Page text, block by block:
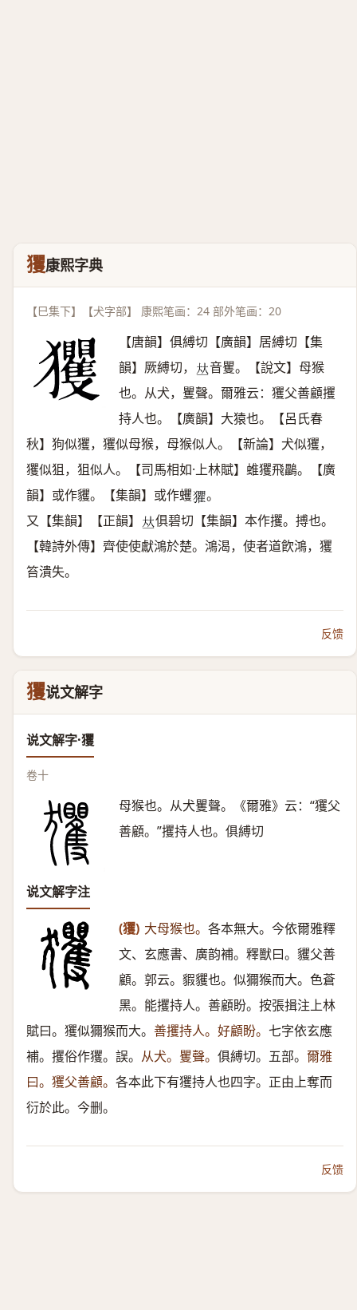
玃康熙字典
【巳集下】【犬字部】 康熙笔画：24 部外笔画：20
【唐韻】俱縛切【廣韻】居縛切【集
韻】厥縛切， 𠀤音矍。【說文】母猴
也。从犬，矍聲。爾雅云：玃父善顧攫
持人也。【廣韻】大猿也。【呂氏春
秋】狗似玃，玃似母猴，母猴似人。【新論】犬似玃，
玃似狙，狙似人。【司馬相如·上林賦】蜼玃飛鸓。【廣
韻】或作貜。【集韻】或作蠼𤣓 。
又【集韻】【正韻】 𠀤俱碧切【集韻】本作攫。搏也。
【韓詩外傳】齊使使獻鴻於楚。鴻渴，使者道飮鴻，玃
笞潰失。
反馈
玃说文解字
说文解字·玃
卷十
母猴也。从犬矍聲。《爾雅》云：“玃父
善顧。”攫持人也。俱縛切
说文解字注
(玃) 大母猴也。 各本無大。今依爾雅釋
文、玄應書、廣韵補。釋獸曰。貜父善
顧。郭云。貑貜也。似獮猴而大。色蒼
黑。能攫持人。善顧盼。按張揖注上林
賦曰。玃似獮猴而大。 善攫持人。好顧盼。 七字依玄應
補。攫俗作玃。誤。 从犬。矍聲。 俱縛切。五部。 爾雅
曰。玃父善顧。 各本此下有玃持人也四字。正由上奪而
衍於此。今删。
反馈